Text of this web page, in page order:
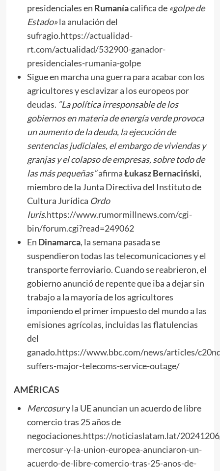
presidenciales en Rumaníacalifica de «golpe de
Estado»la anulación del
sufragio.https://actualidad-
rt.com/actualidad/532900-ganador-
presidenciales-rumania-golpe
Sigue en marcha una guerra para acabar con los
agricultores y esclavizar a los europeos por
deudas. “La política irresponsable de los
gobiernos en materia de energía verde provoca
un aumento de la deuda, la ejecución de
sentencias judiciales, el embargo de viviendas y
granjas y el colapso de empresas, sobre todo de
las más pequeñas”afirmaŁukasz Bernaciński,
miembro de la Junta Directiva del Instituto de
Cultura Jurídica Ordo
Iuris.https://www.rumormillnews.com/cgi-
bin/forum.cgi?read=249062
En Dinamarca, la semana pasada se
suspendieron todas las telecomunicaciones y el
transporte ferroviario. Cuando se reabrieron, el
gobierno anunció de repente que iba a dejar sin
trabajo a la mayoría de los agricultores
imponiendo el primer impuesto del mundo a las
emisiones agrícolas, incluidas las flatulencias
del
ganado.https://www.bbc.com/news/articles/
suffers-major-telecoms-service-outage/
AMÉRICAS
Mercosury la UE anuncian un acuerdo de libre
comercio tras 25 años de
negociaciones.https://noticiaslatam.lat/
mercosur-y-la-union-europea-anunciaron-un-
acuerdo-de-libre-comercio-tras-25-anos-de-